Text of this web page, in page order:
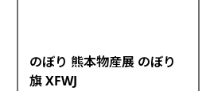
のぼり 熊本物産展 のぼり
旗 XFWJ